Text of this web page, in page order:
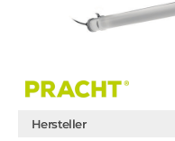
Hersteller